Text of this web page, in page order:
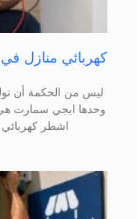
ليس من الحكمة أن
وحدها ايجي سمارت هي
اشطر